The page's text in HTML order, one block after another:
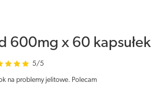
600mg x 60 kapsułek
5/5
ok na problemy jelitowe. Polecam